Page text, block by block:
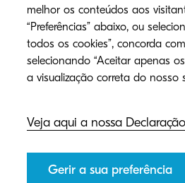
melhor os conteúdos aos
“Preferências” abaixo, ou
todos os cookies”, concorda
selecionando “Aceitar apenas
Veja aqui a nossa
Gerir a sua preferência